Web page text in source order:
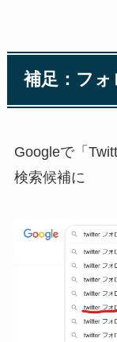
補足：フ
Googleで「
検索候補に